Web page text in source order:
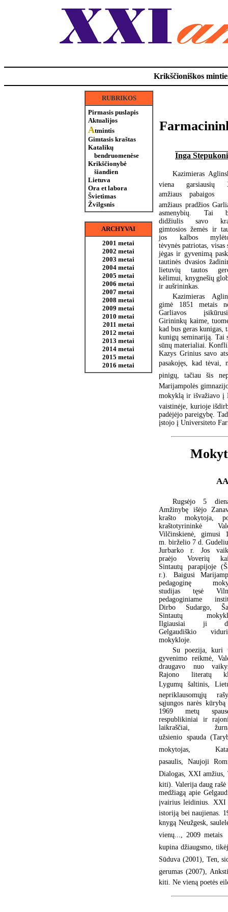
Krikščioniškos
RUBRIKOS
Pirmasis puslapis
Aktualijos
Atmintis
Gimtasis kraštas
Katalikų
bendruomenėse
Krikščionybė
šiandien
Lietuva
Ora et labora
Švietimas
Žvilgsnis
ARCHYVAI
2001 metai
2002 metai
2003 metai
2004 metai
2005 metai
2006 metai
2007 metai
2008 metai
2009 metai
2010 metai
2011 metai
2012 metai
2013 metai
2014 metai
2015 metai
2016 metai
Inga
Kazimieras
viena garsiausių
amžiaus pabaigos
amžiaus pradžios
asmenybių. Tai
didžiulis savo
gimtosios žemės ir
jos kalbos
tėvynės patriotas, visas
jėgas ir gyvenimą
tautinės dvasios
lietuvių tautos
kėlimui, knygnešių
ir aušrininkas.
Kazimieras
gimė 1851 metais
Garliavos
Girininkų kaime,
kad bus geras kunigas,
kunigų seminariją. Tai
sūnų materialiai.
Kazys Grinius savo
pasakojęs, kad
pinigų, tačiau šis
Marijampolės
mokyklą ir išvažiavo į
vaistinėje, kurioje
padėjėjo pareigybę.
įstojo į Universiteto
Rugsėjo 5
Amžinybę išėjo
krašto mokytoja,
kraštotyrininkė
Vilčinskienė, gimusi
m. birželio 7 d.
Jurbarko r. Jos
praėjo Voverių
Sintautų parapijoje
r.). Baigusi
pedagoginę
studijas tęsė
pedagoginiame
Dirbo Sudargo,
Sintautų
Ilgiausiai ji
Gelgaudiškio
mokykloje.
Su poezija, kuri
gyvenimo reikmė,
draugavo nuo
Rajono literatų
Lygumų šaltinis,
nepriklausomųjų
sąjungos narės kūrybą
1969 metų
respublikiniai ir
laikraščiai,
užsienio spauda
mokytojas,
pasaulis, Naujoji
Dialogas, XXI
kiti). Valerija daug
medžiagą apie
įvairius leidinius. XXI
istoriją bei naujienas.
knygą Neužgesk,
vienų..., 2009 metais
kupina džiaugsmo,
Sūduva (2001), Ten,
gerumas (2007),
kiti. Ne vieną poetės